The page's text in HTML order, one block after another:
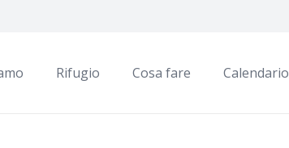
Rifugio Cosa fare Calendario